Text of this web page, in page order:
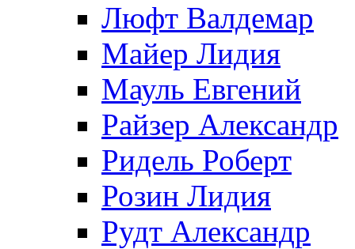
Люфт Валдемaр
Майер Лидия
Мауль Евгений
Райзер Александр
Ридель Роберт
Розин Лидия
Рудт Александр